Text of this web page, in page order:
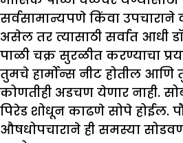
सर्वसामान्यपणे किंवा उपचाराने
असेल तर त्यासाठी सर्वात आधी
पाळी चक्र सुरळीत करण्याचा
तुमचे हार्मोन्स नीट होतील आणि
कोणतीही अडचण येणार नाही.
पिरेड शोधून काढणे सोपे होईल.
औषधोपचाराने ही समस्या